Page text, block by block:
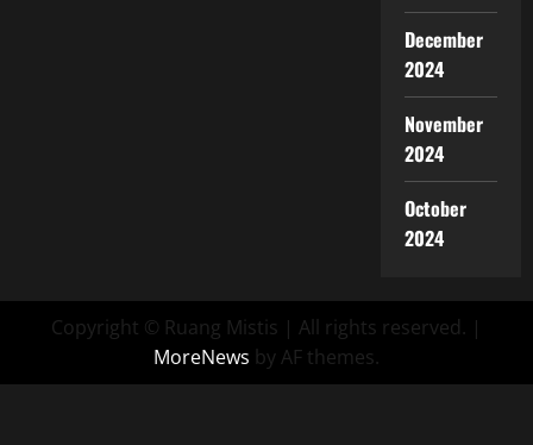
December
2024
November
2024
October
2024
Copyright © Ruang Mistis | All rights reserved. |
MoreNews by AF themes.